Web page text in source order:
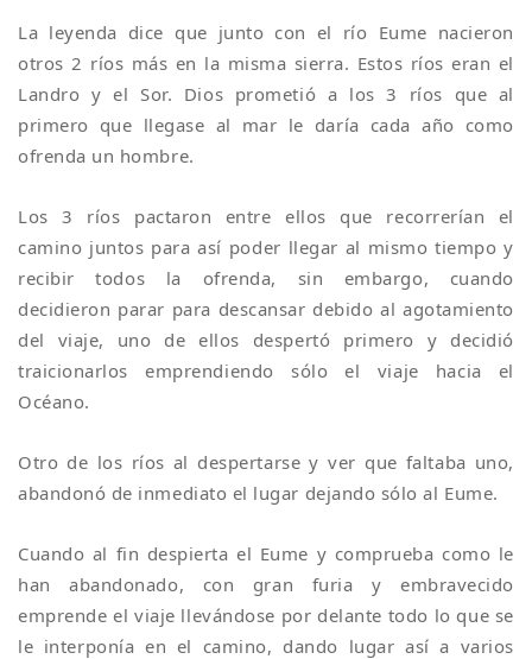
La leyenda dice que junto con el río Eume nacieron
otros 2 ríos más en la misma sierra. Estos ríos eran el
Landro y el Sor. Dios prometió a los 3 ríos que al
primero que llegase al mar le daría cada año como
ofrenda un hombre.
Los 3 ríos pactaron entre ellos que recorrerían el
camino juntos para así poder llegar al mismo tiempo y
recibir todos la ofrenda, sin embargo, cuando
decidieron parar para descansar debido al agotamiento
del viaje, uno de ellos despertó primero y decidió
traicionarlos emprendiendo sólo el viaje hacia el
Océano.
Otro de los ríos al despertarse y ver que faltaba uno,
abandonó de inmediato el lugar dejando sólo al Eume.
Cuando al fin despierta el Eume y comprueba como le
han abandonado, con gran furia y embravecido
emprende el viaje llevándose por delante todo lo que se
le interponía en el camino, dando lugar así a varios